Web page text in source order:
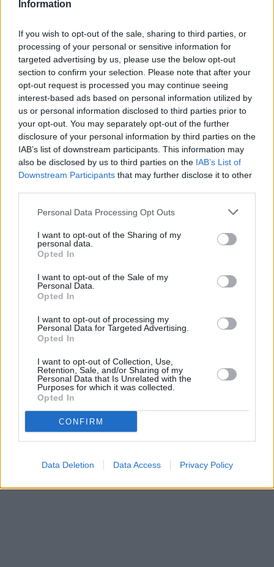
Information
If you wish to opt-out of the sale, sharing to third parties, or
processing of your personal or sensitive information for
targeted advertising by us, please use the below opt-out
section to confirm your selection. Please note that after your
opt-out request is processed you may continue seeing
interest-based ads based on personal information utilized by
us or personal information disclosed to third parties prior to
your opt-out. You may separately opt-out of the further
disclosure of your personal information by third parties on the
IAB’s list of downstream participants. This information may
also be disclosed by us to third parties on the IAB’s List of
Downstream Participants that may further disclose it to other
Personal Data Processing Opt Outs
I want to opt-out of the Sharing of my
personal data.
Opted In
I want to opt-out of the Sale of my
Personal Data.
Opted In
I want to opt-out of processing my
Personal Data for Targeted Advertising.
Opted In
I want to opt-out of Collection, Use,
Retention, Sale, and/or Sharing of my
Personal Data that Is Unrelated with the
Purposes for which it was collected.
Opted In
CONFIRM
Data Deletion Data Access Privacy Policy
Prima sport - co nabídne v prvním
vysílacím týdnu
Kdy a kde bude Prima sport k
naladění na Skylinku
O webu parabola.cz•O souborech cookies•
Dovolená u moře •Bazény